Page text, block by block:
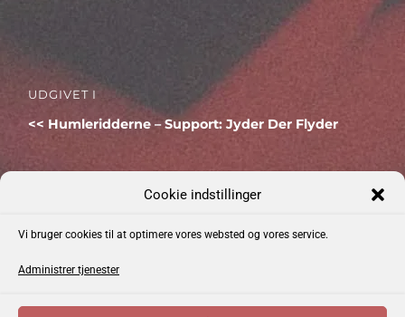
Cookie indstillinger
Vi bruger cookies til at optimere vores websted og vores service.
Administrer tjenester
Indlægsnavigation
UDGIVET I
Humleridderne – Support: Jyder Der Flyder
Kommende Begivenheder
Dato: 04-09